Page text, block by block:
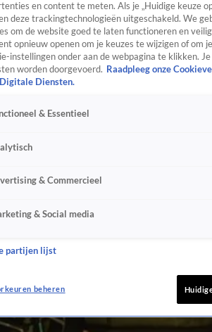
en content te meten. Als je „Huidige keuze
deze trackingtechnologieën uitgeschakeld. We
om de website goed te laten functioneren en
opnieuw openen om je keuzes te wijzigen of om
instellingen onder aan de webpagina te klikken.
worden doorgevoerd. Raadpleeg onze
Diensten.
& Essentieel
& Commercieel
& Social media
partijen lijst
beheren